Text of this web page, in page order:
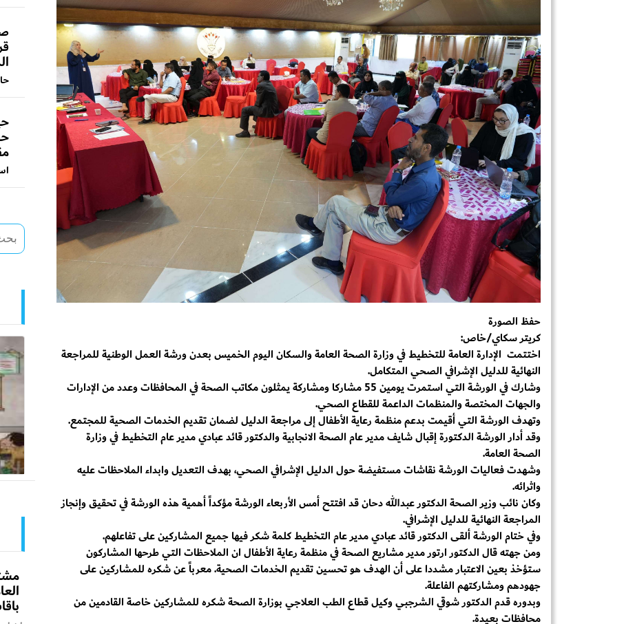
حفظ الصورة
كريتر سكاي/خاص:
اختتمت الإدارة العامة للتخطيط في وزارة الصحة العامة والسكان اليوم الخميس بعدن ورشة العمل الوطنية للمراجعة
النهائية للدليل الإشرافي الصحي المتكامل.
وشارك في الورشة التي استمرت يومين 55 مشاركا ومشاركة يمثلون مكاتب الصحة في المحافظات وعدد من الإدارات
والجهات المختصة والمنظمات الداعمة للقطاع الصحي.
وتهدف الورشة التي أقيمت بدعم منظمة رعاية الأطفال إلى مراجعة الدليل لضمان تقديم الخدمات الصحية للمجتمع.
وقد أدار الورشة الدكتورة إقبال شايف مدير عام الصحة الانجابية والدكتور قائد عبادي مدير عام التخطيط في وزارة
الصحة العامة.
وشهدت فعاليات الورشة نقاشات مستفيضة حول الدليل الإشرافي الصحي، بهدف التعديل وابداء الملاحظات عليه
واثرائه.
وكان نائب وزير الصحة الدكتور عبدالله دحان قد افتتح أمس الأربعاء الورشة مؤكداً أهمية هذه الورشة في تحقيق وإنجاز
المراجعة النهائية للدليل الإشرافي.
وفي ختام الورشة ألقى الدكتور قائد عبادي مدير عام التخطيط كلمة شكر فيها جميع المشاركين على تفاعلهم.
ومن جهته قال الدكتور ارتور مدير مشاريع الصحة في منظمة رعاية الأطفال ان الملاحظات التي طرحها المشاركون
ستؤخذ بعين الاعتبار مشددا على أن الهدف هو تحسين تقديم الخدمات الصحية. معرباً عن شكره للمشاركين على
جهودهم ومشاركتهم الفاعلة.
وبدوره قدم الدكتور شوقي الشرجبي وكيل قطاع الطب العلاجي بوزارة الصحة شكره للمشاركين خاصة القادمين من
محافظات بعيدة.